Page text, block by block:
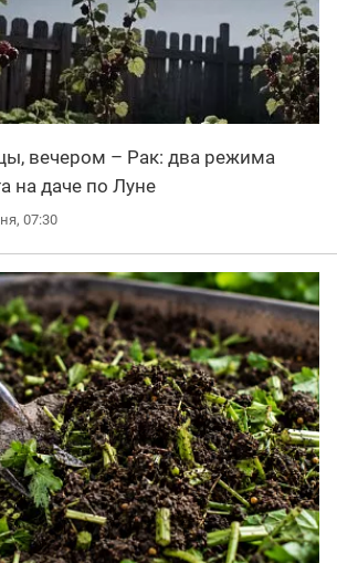
вечером – Рак: два режима
на даче по Луне
07:30